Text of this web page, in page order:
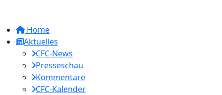
Home
Aktuelles
CFC-News
Presseschau
Kommentare
CFC-Kalender